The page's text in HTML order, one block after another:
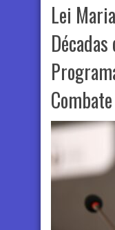
Lei